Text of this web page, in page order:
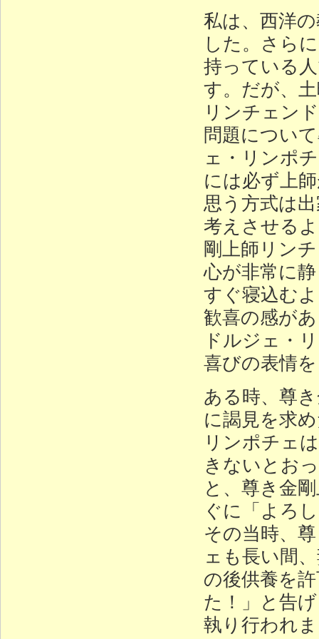
私は、西洋
した。さら
持っている
す。だが、
リンチェン
問題につい
ェ・リンポ
には必ず上
思う方式は
考えさせる
剛上師リン
心が非常に
すぐ寝込む
歓喜の感が
ドルジェ・
喜びの表情
ある時、尊
に謁見を求
リンポチェ
きないとお
と、尊き金
ぐに「よろ
その当時、
ェも長い間
の後供養を
た！」と告
執り行われ